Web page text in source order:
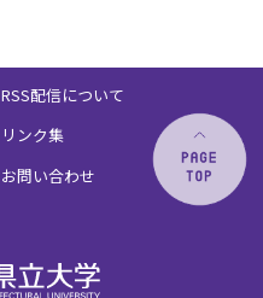
RSS配信について
リンク集
お問い合わせ